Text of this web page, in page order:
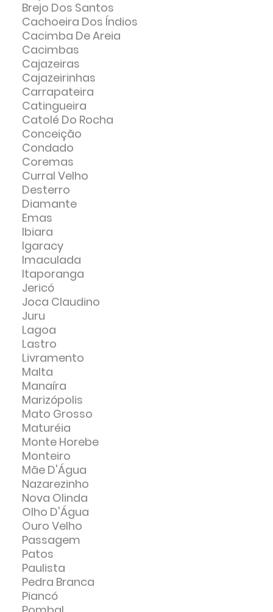
Brejo Dos Santos
Cachoeira Dos Índios
Cacimba De Areia
Cacimbas
Cajazeiras
Cajazeirinhas
Carrapateira
Catingueira
Catolé Do Rocha
Conceição
Condado
Coremas
Curral Velho
Desterro
Diamante
Emas
Ibiara
Igaracy
Imaculada
Itaporanga
Jericó
Joca Claudino
Juru
Lagoa
Lastro
Livramento
Malta
Manaíra
Marizópolis
Mato Grosso
Maturéia
Monte Horebe
Monteiro
Mãe D'Água
Nazarezinho
Nova Olinda
Olho D'Água
Ouro Velho
Passagem
Patos
Paulista
Pedra Branca
Piancó